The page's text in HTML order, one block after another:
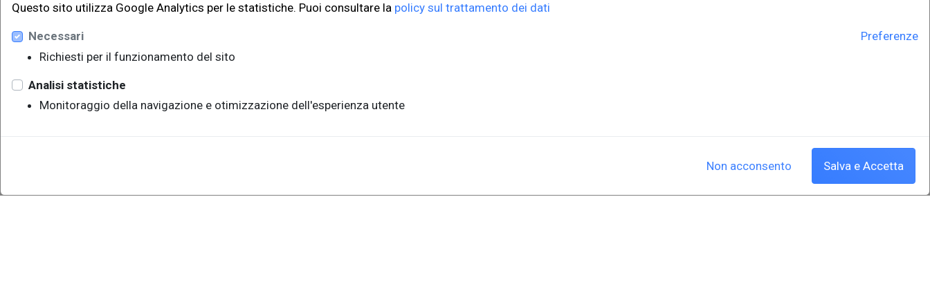
Questo sito utilizza Google Analytics per le statistiche. Puoi consultare la policy sul trattamento dei dati
Preferenze
Necessari
Richiesti per il funzionamento del sito
Analisi statistiche
Monitoraggio della navigazione e otimizzazione dell'esperienza utente
Non acconsento Salva e Accetta